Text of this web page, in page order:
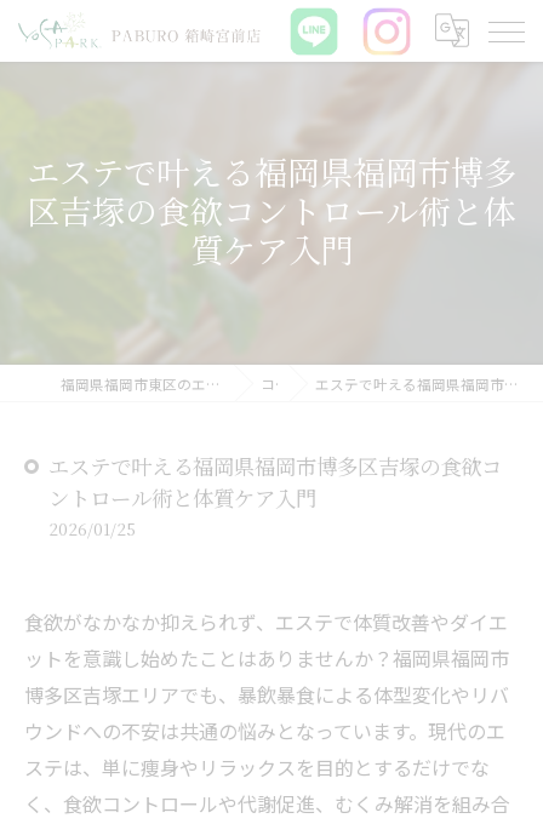
エステで叶える福岡県福岡市博多
区吉塚の食欲コントロール術と体
質ケア入門
福岡県福岡市東区のエステならYOSAPARK PABURO 箱崎宮前店 コラム エステで叶える福岡県福岡市博多区吉塚の食欲コントロール術と体質ケア入門
エステで叶える福岡県福岡市博多区吉塚の食欲コ
ントロール術と体質ケア入門
2026/01/25
食欲がなかなか抑えられず、エステで体質改善やダイエ
ットを意識し始めたことはありませんか？福岡県福岡市
博多区吉塚エリアでも、暴飲暴食による体型変化やリバ
ウンドへの不安は共通の悩みとなっています。現代のエ
ステは、単に痩身やリラックスを目的とするだけでな
く、食欲コントロールや代謝促進、むくみ解消を組み合